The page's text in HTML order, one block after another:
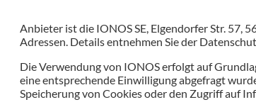
Anbieter ist die IONOS SE, Elgendorfer Str. 57,
Adressen. Details entnehmen Sie der
Die Verwendung von IONOS erfolgt auf
eine entsprechende Einwilligung abgefragt
Speicherung von Cookies oder den Zugriff auf